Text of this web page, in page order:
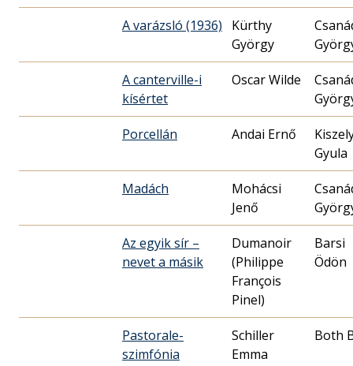
A varázsló (1936)
Kürthy
György
A canterville-i
kísértet
Oscar Wilde
Porcellán Andai Ernő
Gyula
Madách
Mohácsi
Jenő
Az egyik sír –
nevet a másik
Dumanoir
(Philippe
François
Pinel)
Barsi
Ödön
Pastorale-
szimfónia
Schiller
Emma
Both